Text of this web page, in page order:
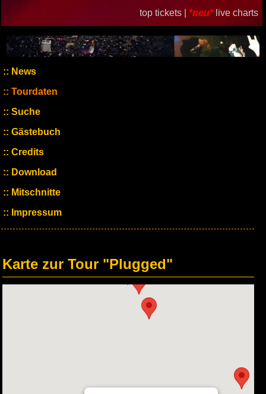
top tickets | *neu* live charts
News
Tourdaten
Suche
Gästebuch
Credits
Download
Mitschnitte
Impressum
Karte zur Tour "Plugged"